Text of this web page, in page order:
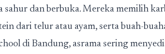
sahur dan berbuka. Mereka memilih
dari telur atau ayam, serta buah-
di Bandung, asrama sering